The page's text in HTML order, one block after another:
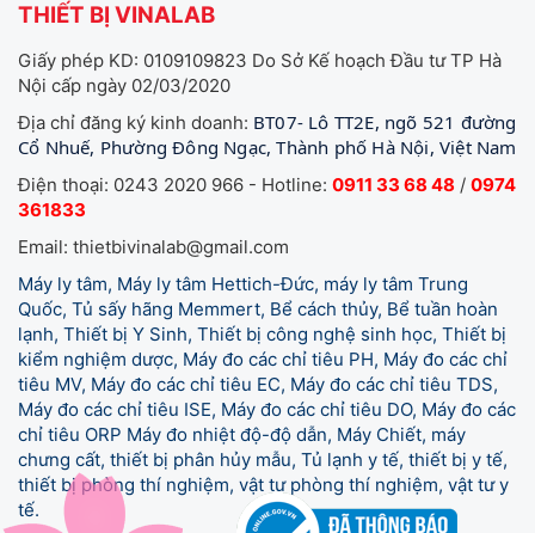
THIẾT BỊ VINALAB
Giấy phép KD: 0109109823 Do Sở Kế hoạch Đầu tư TP Hà
Nội cấp ngày 02/03/2020
Địa chỉ đăng ký kinh doanh: BT07- Lô TT2E, ngõ 521 đường
Cổ Nhuế, Phường Đông Ngạc, Thành phố Hà Nội, Việt Nam
Điện thoại: 0243 2020 966 - Hotline: 0911 33 68 48 / 0974
361833
Email: thietbivinalab@gmail.com
Máy ly tâm, Máy ly tâm Hettich-Đức, máy ly tâm Trung
Quốc, Tủ sấy hãng Memmert, Bể cách thủy, Bể tuần hoàn
lạnh, Thiết bị Y Sinh, Thiết bị công nghệ sinh học, Thiết bị
kiểm nghiệm dược, Máy đo các chỉ tiêu PH, Máy đo các chỉ
tiêu MV, Máy đo các chỉ tiêu EC, Máy đo các chỉ tiêu TDS,
Máy đo các chỉ tiêu ISE, Máy đo các chỉ tiêu DO, Máy đo các
chỉ tiêu ORP Máy đo nhiệt độ-độ dẫn, Máy Chiết, máy
chưng cất, thiết bị phân hủy mẫu, Tủ lạnh y tế, thiết bị y tế,
thiết bị phòng thí nghiệm, vật tư phòng thí nghiệm, vật tư y
tế.